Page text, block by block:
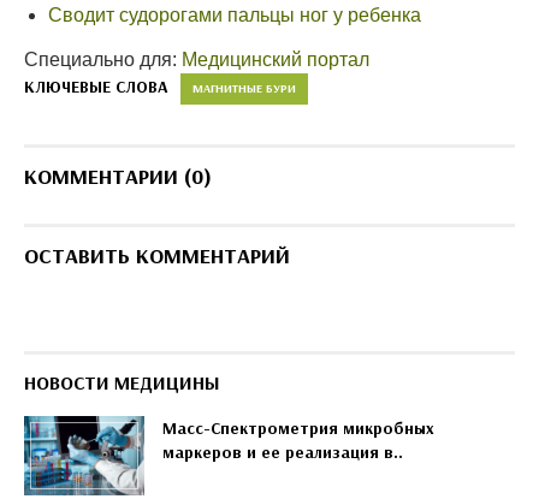
Сводит судорогами пальцы ног у ребенка
Специально для: Медицинский портал
КЛЮЧЕВЫЕ СЛОВА МАГНИТНЫЕ БУРИ
КОММЕНТАРИИ (0)
ОСТАВИТЬ КОММЕНТАРИЙ
НОВОСТИ МЕДИЦИНЫ
Масс-Спектрометрия микробных
маркеров и ее реализация в..